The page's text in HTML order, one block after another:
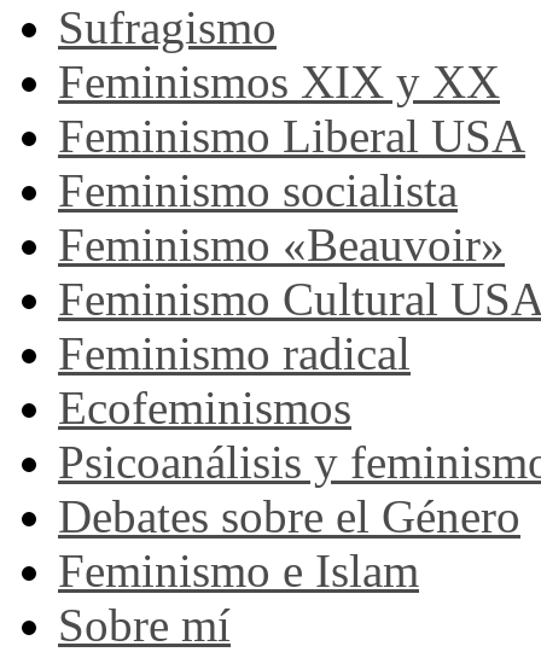
Sufragismo
Feminismos XIX y XX
Feminismo Liberal USA
Feminismo socialista
Feminismo «Beauvoir»
Feminismo Cultural
Feminismo radical
Ecofeminismos
Psicoanálisis y
Debates sobre el Género
Feminismo e Islam
Sobre mí